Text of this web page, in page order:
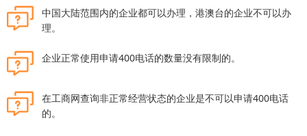
中国大陆范围内的企业都可以办理，港澳台的企业不可以办
理。
企业正常使用申请400电话的数量没有限制的。
在工商网查询非正常经营状态的企业是不可以申请400电话
的。